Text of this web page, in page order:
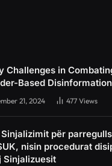
Challenges in
Based
21, 2024 477 Views
Sinjalizimit për
nisin procedurat
Sinjalizuesit